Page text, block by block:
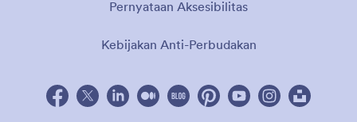
Pernyataan Aksesibilitas
Kebijakan Anti-Perbudakan